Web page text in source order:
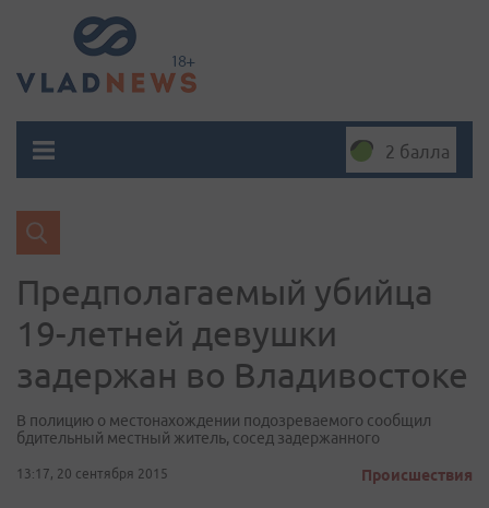
2 балла
Предполагаемый убийца
19-летней девушки
задержан во Владивостоке
В полицию о местонахождении подозреваемого сообщил
бдительный местный житель, сосед задержанного
13:17, 20 сентября 2015 Происшествия